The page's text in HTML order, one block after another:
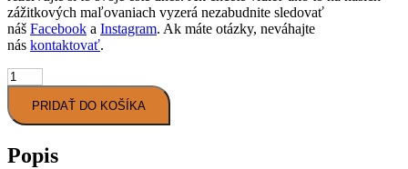
zážitkových maľovaniach vyzerá nezabudnite sledovať
náš Facebook a Instagram. Ak máte otázky, neváhajte
nás kontaktovať.
PRIDAŤ DO KOŠÍKA
Popis